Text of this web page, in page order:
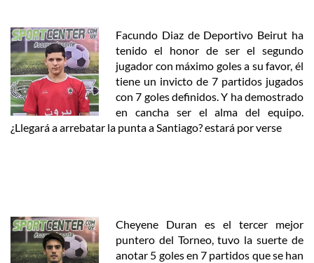
Facundo Diaz de Deportivo Beirut ha
tenido el honor de ser el segundo
jugador con máximo goles a su favor, él
tiene un invicto de 7 partidos jugados
con 7 goles definidos. Y ha demostrado
en cancha ser el alma del equipo.
¿Llegará a arrebatar la punta a Santiago? estará por verse
Cheyene Duran es el tercer mejor
puntero del Torneo, tuvo la suerte de
anotar 5 goles en 7 partidos que se han